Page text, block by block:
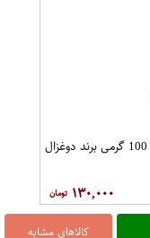
کالاهای مشابه
۱۳۰,۰۰۰